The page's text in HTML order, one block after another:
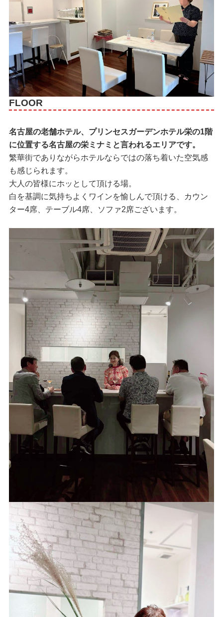
FLOOR
名古屋の老舗ホテル、プリンセスガーデンホテル栄の1階
に位置する名古屋の栄ミナミと言われるエリアです。
繁華街でありながらホテルならではの落ち着いた空気感
も感じられます。
大人の皆様にホッとして頂ける場。
白を基調に気持ちよくワインを愉しんで頂ける、カウン
ター4席、テーブル4席、ソファ2席ございます。